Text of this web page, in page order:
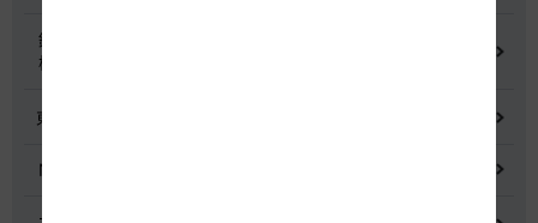
鋼少数主桁橋の床版下面吹付コンクリートはく離・落下事象調査
検討委員会
東名高速道路宇利トンネル照明灯具落下事象調査検討会
NEXCO中日本グループの経営上の課題と取組み